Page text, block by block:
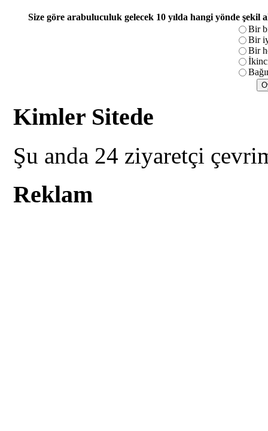
Size göre arabuluculuk gelecek 10 yılda hangi yönde şekil
Bir
Bir
Bir
Kimler Sitede
Şu anda 24 ziyaretçi
Reklam